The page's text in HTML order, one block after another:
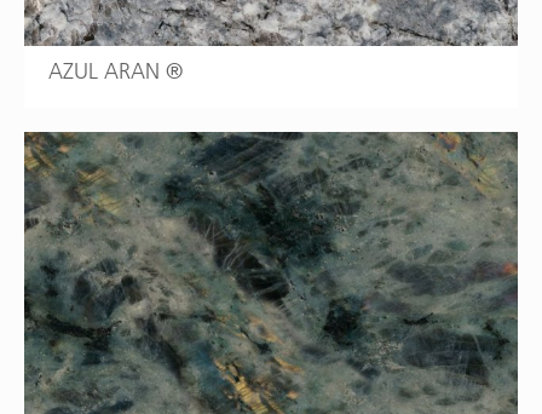
AZUL ARAN ®